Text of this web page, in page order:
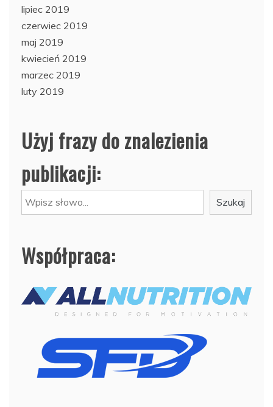
lipiec 2019
czerwiec 2019
maj 2019
kwiecień 2019
marzec 2019
luty 2019
Użyj frazy do znalezienia
publikacji:
Szukaj Szukaj
Współpraca: